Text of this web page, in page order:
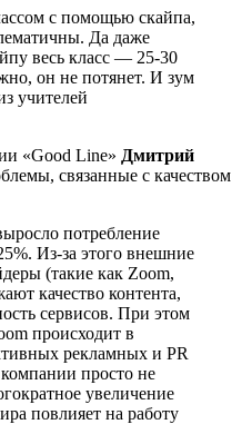
с помощью скайпа,
Да даже
весь класс — 25-30
он не потянет. И зум
учителей
«Good Line» Дмитрий
связанные с качеством
потребление
Из-за этого внешние
(такие как Zoom,
качество контента,
сервисов. При этом
происходит в
рекламных и PR
просто не
увеличение
повлияет на работу